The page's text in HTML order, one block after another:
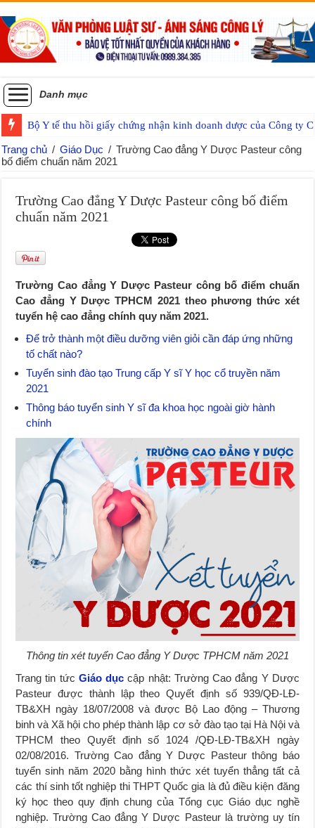
Danh mục
Bộ Y tế thu hồi giấy chứng nhận kinh doanh dược của Công ty
Trang chủ / Giáo Dục / Trường Cao đẳng Y Dược Pasteur công
bố điểm chuẩn năm 2021
Trường Cao đẳng Y Dược Pasteur công bố điểm
chuẩn năm 2021
Trường Cao đẳng Y Dược Pasteur công bố điểm chuẩn
Cao đẳng Y Dược TPHCM 2021 theo phương thức xét
tuyển hệ cao đẳng chính quy năm 2021.
Để trở thành một điều dưỡng viên giỏi cần đáp ứng những
tố chất nào?
Tuyển sinh đào tạo Trung cấp Y sĩ Y học cổ truyền năm
2021
Thông báo tuyển sinh Y sĩ đa khoa học ngoài giờ hành
chính
Thông tin xét tuyển Cao đẳng Y Dược TPHCM năm 2021
Trang tin tức Giáo dục cập nhật: Trường Cao đẳng Y Dược
Pasteur được thành lập theo Quyết định số 939/QĐ-LĐ-
TB&XH ngày 18/07/2008 và được Bộ Lao động – Thương
binh và Xã hội cho phép thành lập cơ sở đào tạo tại Hà Nội và
TPHCM theo Quyết định số 1024 /QĐ-LĐ-TB&XH ngày
02/08/2016. Trường Cao đẳng Y Dược Pasteur thông báo
tuyển sinh năm 2020 bằng hình thức xét tuyển thẳng tất cả
các thí sinh tốt nghiệp thi THPT Quốc gia là đủ điều kiện đăng
ký học theo quy định chung của Tổng cục Giáo dục nghề
nghiệp. Trường Cao đẳng Y Dược Pasteur là trường uy tín